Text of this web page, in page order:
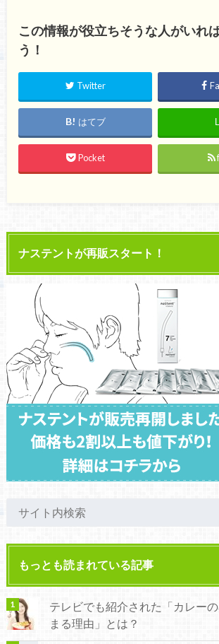
この情報が役立ちそうな人がいれ
う！
Twitter
はてブ
Pocket
ナステントが再販スタート！
もっとも読まれている記事
テレビでも紹介された「カレー
まる理由」とは？